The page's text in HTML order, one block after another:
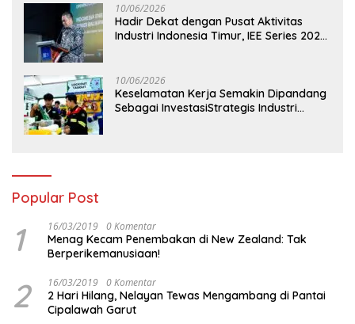
10/06/2026
Hadir Dekat dengan Pusat Aktivitas
Industri Indonesia Timur, IEE Series 2026
10/06/2026
Keselamatan Kerja Semakin Dipandang
Sebagai InvestasiStrategis Industri
Popular Post
1 16/03/2019 0 Komentar
Menag Kecam Penembakan di New Zealand: Tak
Berperikemanusiaan!
2 16/03/2019 0 Komentar
2 Hari Hilang, Nelayan Tewas Mengambang di Pantai
Cipalawah Garut